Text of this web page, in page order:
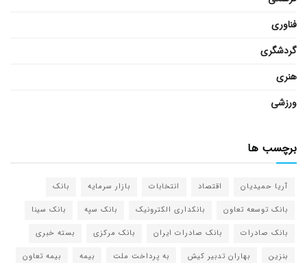
فناوری
گردشگری
هنری
ورزشی
برچسب ها
آریا حمیدیان اقتصاد انتخابات بازار سرمایه
بانک
بانک توسعه تعاون
بانکداری الکترونیک بانک سپه
بانک سینا
بانک صادرات
بانک صادرات ایران بانک مرکزی
بسته خبری
بنزین
بهاران تدبیر کیش به پرداخت ملت بیمه
بیمه تعاون